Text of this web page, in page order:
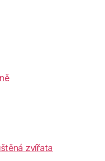
zvířata